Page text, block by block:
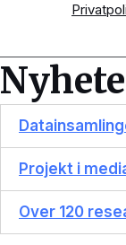
Projekt i
Over 120